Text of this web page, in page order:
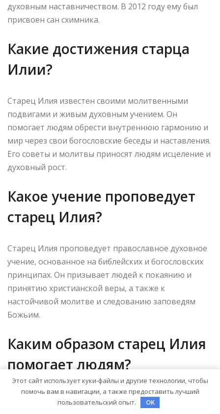
духовным наставничеством. В 2012 году ему был
присвоен сан схимника.
Какие достижения старца
Илии?
Старец Илия известен своими молитвенными
подвигами и живым духовным учением. Он
помогает людям обрести внутреннюю гармонию и
мир через свои богословские беседы и наставления.
Его советы и молитвы приносят людям исцеление и
духовный рост.
Какое учение проповедует
старец Илия?
Старец Илия проповедует православное духовное
учение, основанное на библейских и богословских
принципах. Он призывает людей к покаянию и
принятию христианской веры, а также к
настойчивой молитве и следованию заповедям
Божьим.
Каким образом старец Илия
помогает людям?
Своими молитвами и наставлениями старец Илия
помогает людям обрести духовное просветление и
Этот сайт использует куки-файлы и другие технологии, чтобы
помочь вам в навигации, а также предоставить лучший
пользовательский опыт.
OK